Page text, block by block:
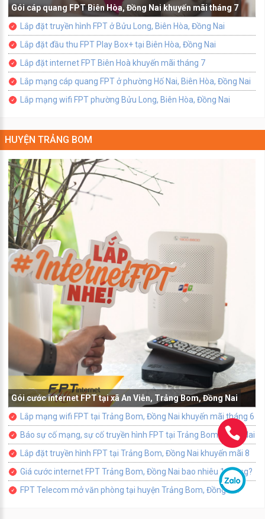
Gói cáp quang FPT Biên Hòa, Đồng Nai khuyến mãi tháng 7
Lắp đặt truyền hình FPT ở Bửu Long, Biên Hòa, Đồng Nai
Lắp đặt đầu thu FPT Play Box+ tại Biên Hòa, Đồng Nai
Lắp đặt internet FPT Biên Hoà khuyến mãi tháng 7
Lắp mạng cáp quang FPT ở phường Hố Nai, Biên Hòa, Đồng Nai
Lắp mạng wifi FPT phường Bửu Long, Biên Hòa, Đồng Nai
HUYỆN TRẢNG BOM
Gói cước internet FPT tại xã An Viễn, Trảng Bom, Đồng Nai
Lắp mạng wifi FPT tại Trảng Bom, Đồng Nai khuyến mãi tháng 6
Báo sự cố mạng, sự cố truyền hình FPT tại Trảng Bom, Đồng Nai
Lắp đặt truyền hình FPT tại Trảng Bom, Đồng Nai khuyến mãi 8
Giá cước internet FPT Trảng Bom, Đồng Nai bao nhiêu 1 tháng?
FPT Telecom mở văn phòng tại huyện Trảng Bom, Đồng Nai